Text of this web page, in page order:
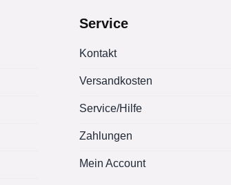
Service
Kontakt
Versandkosten
Service/Hilfe
Zahlungen
Mein Account